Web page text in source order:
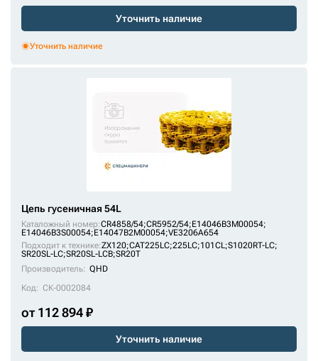
Уточнить наличие
Уточнить наличие
Цепь гусеничная 54L
Каталожный номер:CR4858/54;CR5952/54;E14046B3M00054;
E14046B3S00054;E14047B2M00054;VE3206A654
Подходит к технике:ZX120;CAT225LC;225LC;101CL;S1020RT-LC;
SR20SL-LC;SR20SL-LCB;SR20T
Производитель: QHD
Код: СК-0002084
от 112 894 ₽
Уточнить наличие